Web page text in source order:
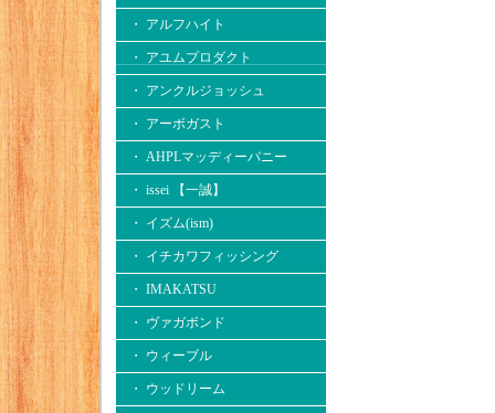
・ アルフハイト
・ アユムプロダクト
・ アンクルジョッシュ
・ アーボガスト
・ AHPLマッディーバニー
・ issei 【一誠】
・ イズム(ism)
・ イチカワフィッシング
・ IMAKATSU
・ ヴァガボンド
・ ウィーブル
・ ウッドリーム